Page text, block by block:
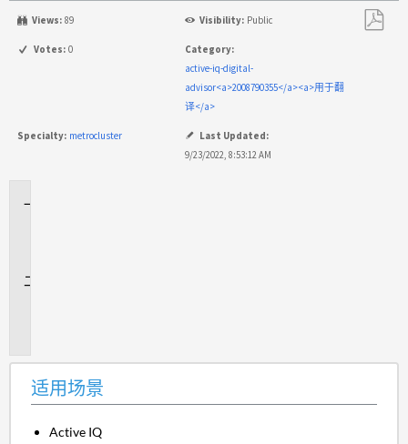
Views: 89 Visibility: Public
Votes: 0
Category:
active-iq-digital-
advisor<a>2008790355</a><a>用于翻
译</a>
Specialty: metrocluster
Last Updated:
9/23/2022, 8:53:12 AM
适用场景
Active IQ